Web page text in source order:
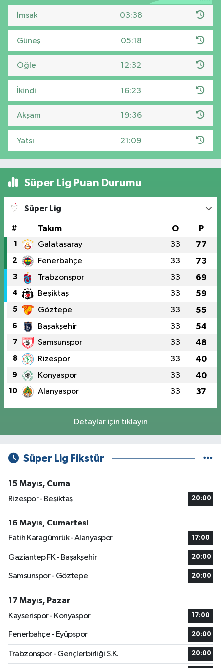
İmsak 03:38
Güneş 05:18
Öğle 12:32
İkindi 16:23
Akşam 19:36
Yatsı 21:09
Süper Lig Puan Durumu
Süper Lig
# Takım O P
1 Galatasaray 33 77
2 Fenerbahçe 33 73
3 Trabzonspor 33 69
4 Beşiktaş 33 59
5 Göztepe 33 55
6 Başakşehir 33 54
7 Samsunspor 33 48
8 Rizespor 33 40
9 Konyaspor 33 40
10 Alanyaspor 33 37
Detaylar için tıklayın
Süper Lig Fikstür
15 Mayıs, Cuma
Rizespor - Beşiktaş
20:00
16 Mayıs, Cumartesi
Fatih Karagümrük - Alanyaspor
17:00
Gaziantep FK - Başakşehir 20:00
Samsunspor - Göztepe 20:00
17 Mayıs, Pazar
Kayserispor - Konyaspor
17:00
Fenerbahçe - Eyüpspor 20:00
Trabzonspor - Gençlerbirliği S.K. 20:00